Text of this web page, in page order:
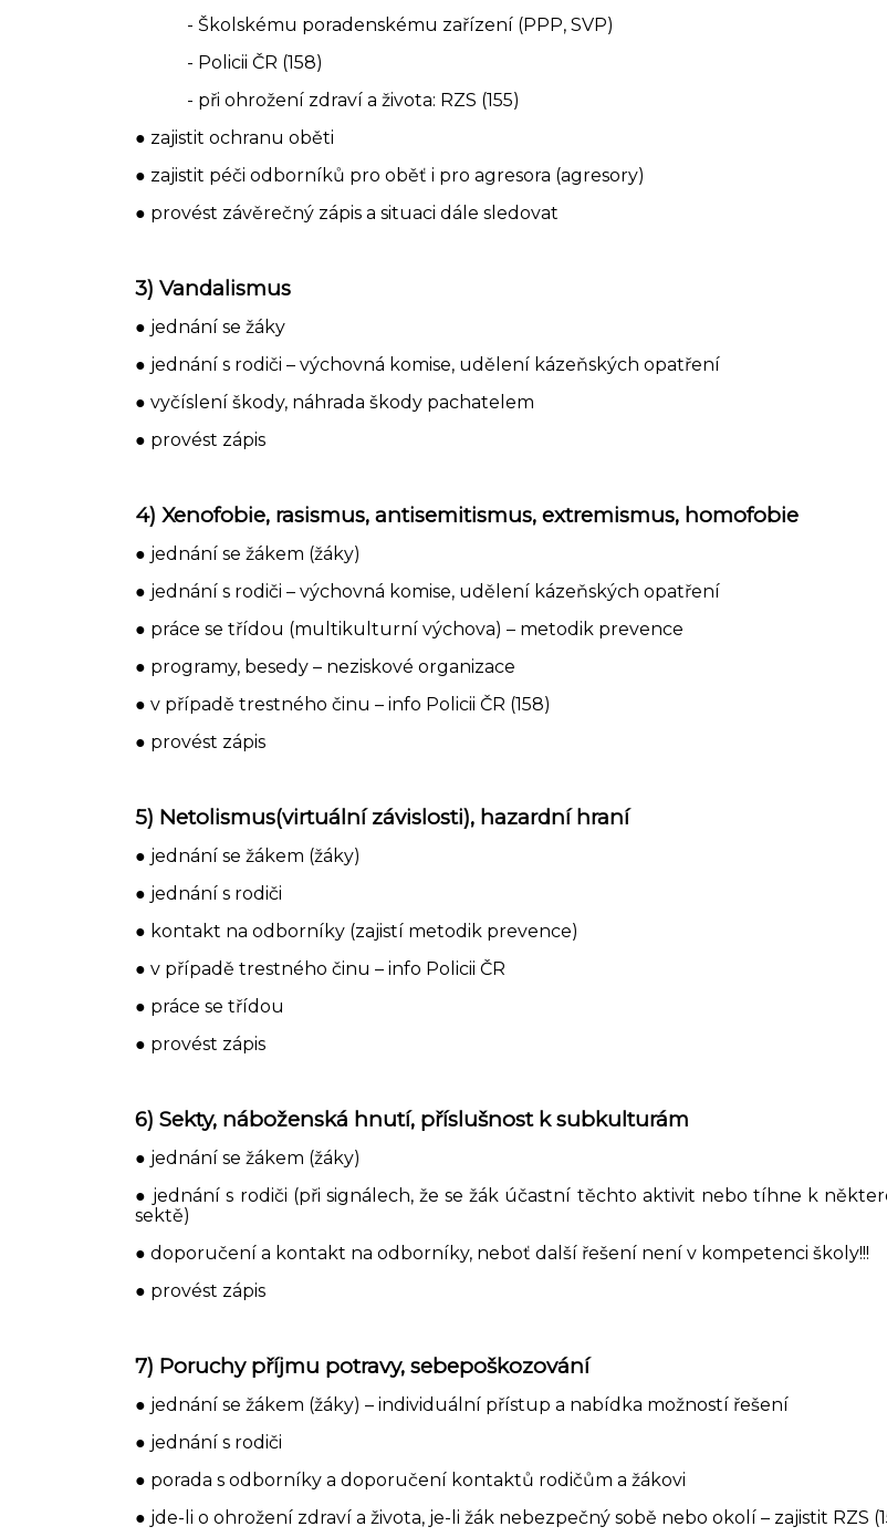
- Školskému poradenskému zařízení (PPP, SVP)
- Policii ČR (158)
- při ohrožení zdraví a života: RZS (155)
● zajistit ochranu oběti
● zajistit péči odborníků pro oběť i pro agresora (agresory)
● provést závěrečný zápis a situaci dále sledovat
3) Vandalismus
● jednání se žáky
● jednání s rodiči – výchovná komise, udělení kázeňských opatření
● vyčíslení škody, náhrada škody pachatelem
● provést zápis
4) Xenofobie, rasismus, antisemitismus, extremismus, homofobie
● jednání se žákem (žáky)
● jednání s rodiči – výchovná komise, udělení kázeňských opatření
● práce se třídou (multikulturní výchova) – metodik prevence
● programy, besedy – neziskové organizace
● v případě trestného činu – info Policii ČR (158)
● provést zápis
5) Netolismus(virtuální závislosti), hazardní hraní
● jednání se žákem (žáky)
● jednání s rodiči
● kontakt na odborníky (zajistí metodik prevence)
● v případě trestného činu – info Policii ČR
● práce se třídou
● provést zápis
6) Sekty, náboženská hnutí, příslušnost k subkulturám
● jednání se žákem (žáky)
● jednání s rodiči (při signálech, že se žák účastní těchto aktivit nebo tíhne k
sektě)
● doporučení a kontakt na odborníky, neboť další řešení není v kompetenci školy!!!
● provést zápis
7) Poruchy příjmu potravy, sebepoškozování
● jednání se žákem (žáky) – individuální přístup a nabídka možností řešení
● jednání s rodiči
● porada s odborníky a doporučení kontaktů rodičům a žákovi
● jde-li o ohrožení zdraví a života, je-li žák nebezpečný sobě nebo okolí – zajistit RZS